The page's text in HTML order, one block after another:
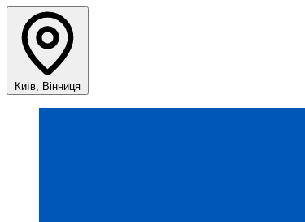
Київ, Вінниця